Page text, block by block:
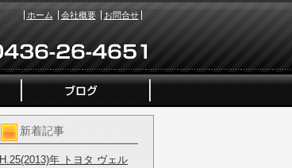
ホーム 会社概要 お問合せ
新着記事
H.25(2013)年 トヨタ ヴェル